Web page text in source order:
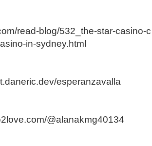
read-blog/532_the-star-casino-c
asino-in-sydney.html
esperanzavalla
@alanakmg40134